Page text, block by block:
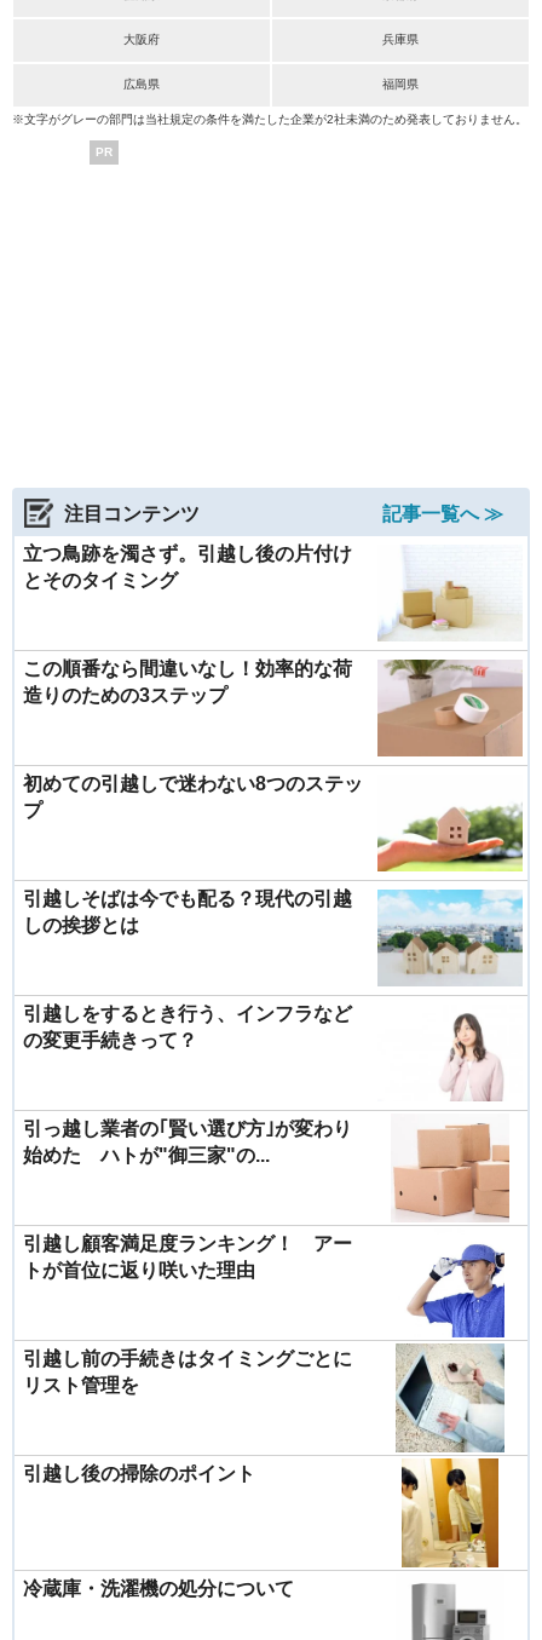
大阪府 兵庫県
広島県 福岡県
※文字がグレーの部門は当社規定の条件を満たした企業が2社未満のため発表しておりません。
PR
注目コンテンツ
記事一覧へ ≫
立つ鳥跡を濁さず。引越し後の片付け
とそのタイミング
この順番なら間違いなし！効率的な荷
造りのための3ステップ
初めての引越しで迷わない8つのステッ
プ
引越しそばは今でも配る？現代の引越
しの挨拶とは
引越しをするとき行う、インフラなど
の変更手続きって？
引っ越し業者の｢賢い選び方｣が変わり
始めた ハトが"御三家"の...
引越し顧客満足度ランキング！ アー
トが首位に返り咲いた理由
引越し前の手続きはタイミングごとに
リスト管理を
引越し後の掃除のポイント
冷蔵庫・洗濯機の処分について